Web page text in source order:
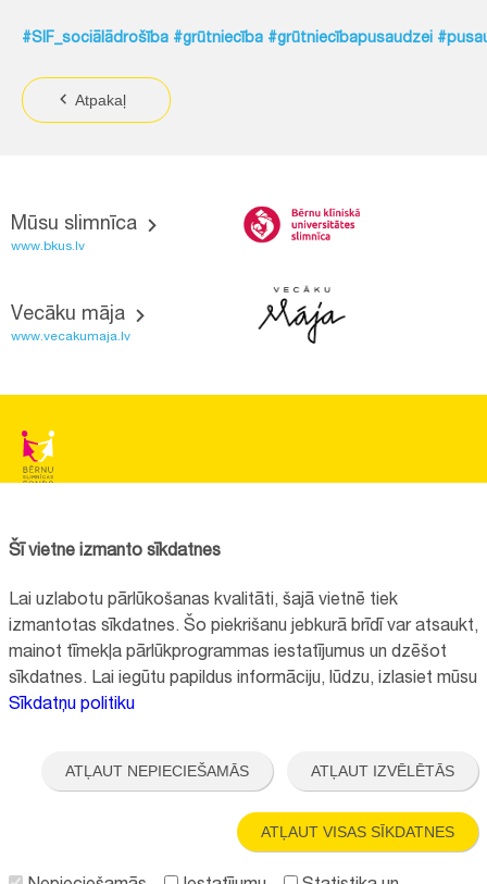
#SIF_sociālādrošība #grūtniecība #grūtniecībapusaudzei
Atpakaļ
Mūsu slimnīca
www.bkus.lv
Vecāku māja
www.vecakumaja.lv
Reģistrācijas nr.:40008057120
+371 67064475
Visi kontakti
"Aktīvo iedzīvotāju fonds" finansētā projekta "
Bērnu slimnīcas fonda
ilgtspējīgas attīstības veicināšana
" ietvaros.
Šī vietne izmanto sīkdatnes
Lai uzlabotu pārlūkošanas kvalitāti, šajā vietnē tiek
izmantotas sīkdatnes. Šo piekrišanu jebkurā brīdī var atsaukt,
mainot tīmekļa pārlūkprogrammas iestatījumus un dzēšot
sīkdatnes. Lai iegūtu papildus informāciju, lūdzu, izlasiet mūsu
Sīkdatņu politiku
ATĻAUT NEPIECIEŠAMĀS ATĻAUT IZVĒLĒTĀS
ATĻAUT VISAS SĪKDATNES